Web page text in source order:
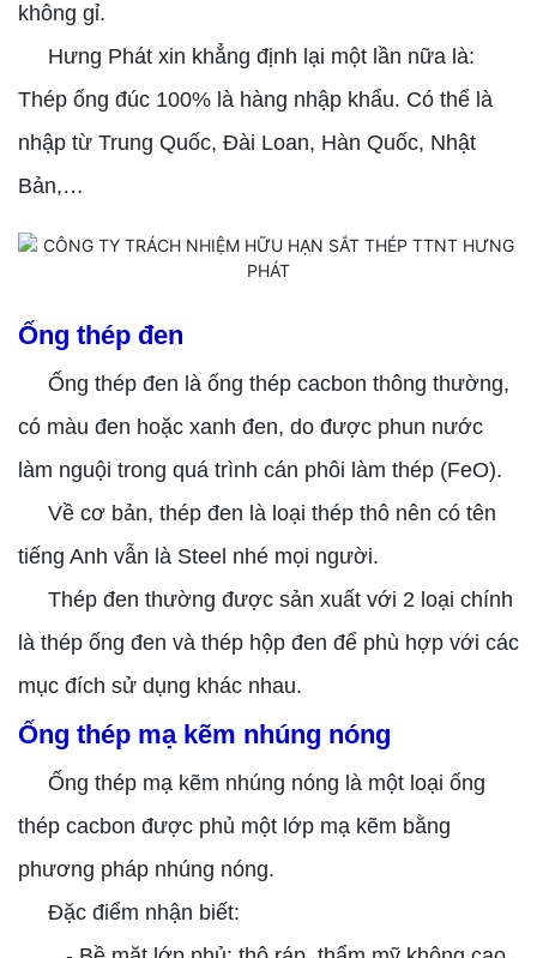
không gỉ.
Hưng Phát xin khẳng định lại một lần nữa là:
Thép ống đúc 100% là hàng nhập khẩu. Có thể là
nhập từ Trung Quốc, Đài Loan, Hàn Quốc, Nhật
Bản,…
Ống thép đen
Ống thép đen là ống thép cacbon thông thường,
có màu đen hoặc xanh đen, do được phun nước
làm nguội trong quá trình cán phôi làm thép (FeO).
Về cơ bản, thép đen là loại thép thô nên có tên
tiếng Anh vẫn là Steel nhé mọi người.
Thép đen thường được sản xuất với 2 loại chính
là thép ống đen và thép hộp đen để phù hợp với các
mục đích sử dụng khác nhau.
Ống thép mạ kẽm nhúng nóng
Ống thép mạ kẽm nhúng nóng là một loại ống
thép cacbon được phủ một lớp mạ kẽm bằng
phương pháp nhúng nóng.
Đặc điểm nhận biết: